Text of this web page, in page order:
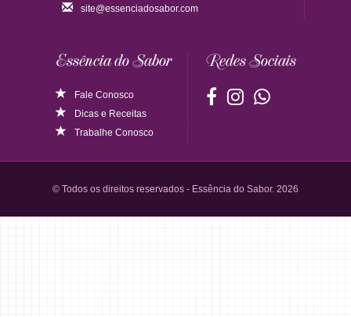
site@essenciadosabor.com
Essência do Sabor
Fale Conosco
Dicase Receitas
Trabalhe Conosco
Redes Sociais
© Todos os direitos reservados - Essência do Sabor. 2026